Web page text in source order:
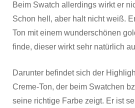
Beim Swatch allerdings wirkt er
Schon hell, aber halt nicht weiß.
Ton mit einem wunderschönen
finde, dieser wirkt sehr natürlich
Darunter befindet sich der
Creme-Ton, der beim Swatchen
seine richtige Farbe zeigt. Er ist